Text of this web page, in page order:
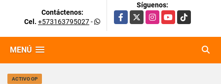
Contáctenos:
Cel. +573163795027-
Síguenos:
Facebook
X InstagramYouTubeTikTok
MENÚ
ACTIVO OP